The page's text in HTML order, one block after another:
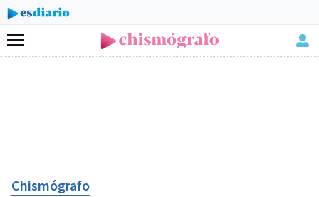
Menú
Chismógrafo